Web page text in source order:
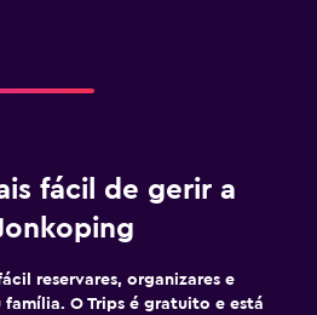
fácil de gerir a
reservares, organizares e
O Trips é gratuito e está